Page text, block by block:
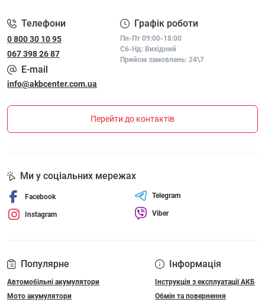
Телефони
0 800 30 10 95
067 398 26 87
Графік роботи
Пн-Пт 09:00-18:00
Сб-Нд: Вихідний
Прийом замовлень: 24\7
E-mail
info@akbcenter.com.ua
Перейти до контактів
Популярне
Автомобільні акумулятори
Мото акумулятори
Інформація
Інструкція з експлуатації АКБ
Обмін та повернення
Ми у соціальних мережах
Facebook
Instagram
Telegram
Viber